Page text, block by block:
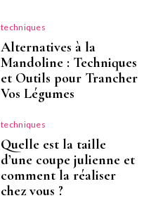
techniques
Alternatives à la
Mandoline : Techniques
et Outils pour Trancher
Vos Légumes
techniques
Quelle est la taille
d’une coupe julienne et
comment la réaliser
chez vous ?